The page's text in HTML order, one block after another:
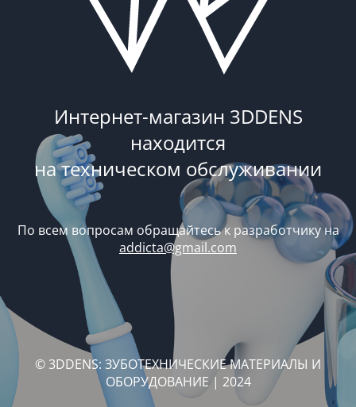
Интернет-магазин 3DDENS
находится
на техническом обслуживании
По всем вопросам обращайтесь к разработчику на
addicta@gmail.com
© 3DDENS: ЗУБОТЕХНИЧЕСКИЕ МАТЕРИАЛЫ И
ОБОРУДОВАНИЕ | 2024